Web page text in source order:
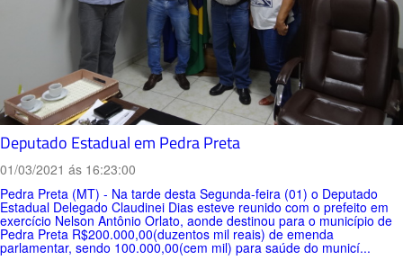
Deputado Estadual em Pedra Preta
01/03/2021 ás 16:23:00
Pedra Preta (MT) - Na tarde desta Segunda-feira (01) o Deputado
Estadual Delegado Claudinei Dias esteve reunido com o prefeito em
exercício Nelson Antônio Orlato, aonde destinou para o município de
Pedra Preta R$200.000,00(duzentos mil reais) de emenda
parlamentar, sendo 100.000,00(cem mil) para saúde do municí...